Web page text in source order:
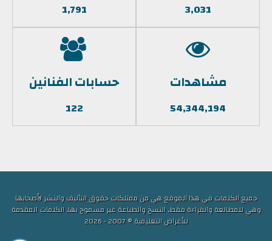
3,031
1,791
مشاهدات
54,344,194
حسابات الفنانين
122
جميع الكلمات في هذا الموقع هي من ممتلكات حقوق التأليف والنشر لأصحابها
وهي للمطالعة والقراءة فقط, النسخ والطباعة غير مسموح بها, الكلمات المقدمة
للأغراض التعليمية © 2007 - 2026